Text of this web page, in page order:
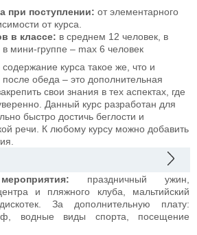
при поступлении: от элементарного
от курса.
в классе: в среднем 12 человек, в
мини-группе – max 6 человек
курса такое же, что и
обеда – это дополнительная
свои знания в тех аспектах, где
Данный курс разработан для
быстро достичь беглости и
речи. К любому курсу можно добавить
праздничный ужин,
и пляжного клуба, мальтийский
За дополнительную плату:
водные виды спорта, посещение